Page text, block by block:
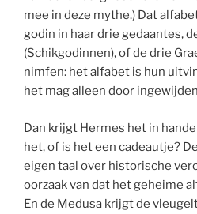
mee in deze mythe.) Dat
godin in haar drie gedaantes,
(Schikgodinnen), of de drie
nimfen: het alfabet is hun
het mag alleen door
Dan krijgt Hermes het in
het, of is het een cadeautje?
eigen taal over historische
oorzaak van dat het geheime
En de Medusa krijgt de